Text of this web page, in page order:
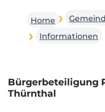
Home
Informationen
Bürgerbeteiligung
Thürnthal